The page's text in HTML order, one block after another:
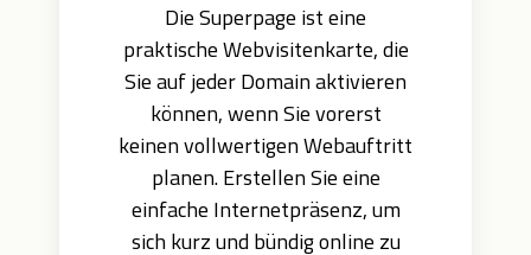
Die Superpage ist eine
praktische Webvisitenkarte, die
Sie auf jeder Domain aktivieren
können, wenn Sie vorerst
keinen vollwertigen Webauftritt
planen. Erstellen Sie eine
einfache Internetpräsenz, um
sich kurz und bündig online zu